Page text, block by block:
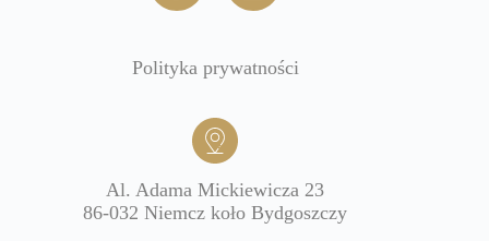
Polityka prywatności
Al. Adama Mickiewicza 23
86-032 Niemcz koło Bydgoszczy